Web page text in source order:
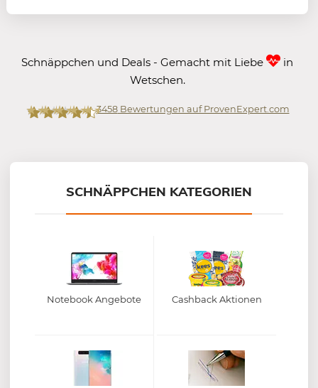
Schnäppchen und Deals - Gemacht mit Liebe
in
Wetschen.
3458Bewertungen auf ProvenExpert.com
SCHNÄPPCHEN KATEGORIEN
Notebook Angebote Cashback Aktionen